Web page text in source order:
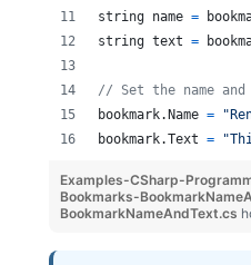
string name =
string text =
// Set the name
bookmark. Name =
bookmark.Text =
Examples-CSharp-
Bookmarks-
BookmarkNameAndText.cs